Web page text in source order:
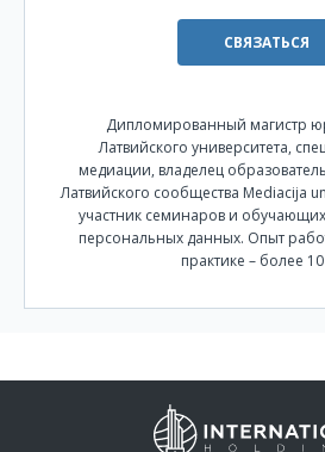
СВЯЗАТЬСЯ
Дипломированный магистр
Латвийского университета,
медиации, владелец
Латвийского сообщества Mediacija
участник семинаров и
персональных данных. Опыт
практике – более 10